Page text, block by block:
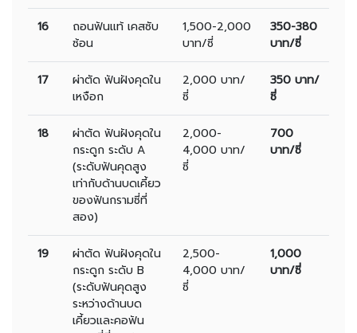
16
ถอนฟันแท้ เคสซับ
ซ้อน
1,500-2,000
บาท/ซี่
350-380
บาท/ซี่
17
ผ่าตัด ฟันฝังคุดใน
เหงือก
2,000 บาท/
ซี่
350 บาท/
ซี่
18
ผ่าตัด ฟันฝังคุดใน
กระดูก ระดับ A
(ระดับฟันคุดสูง
เท่ากับด้านบดเคี้ยว
ของฟันกรามซี่ที่
สอง)
2,000-
4,000 บาท/
ซี่
700
บาท/ซี่
19
ผ่าตัด ฟันฝังคุดใน
กระดูก ระดับ B
(ระดับฟันคุดสูง
ระหว่างด้านบด
เคี้ยวและคอฟัน
2,500-
4,000 บาท/
ซี่
1,000
บาท/ซี่